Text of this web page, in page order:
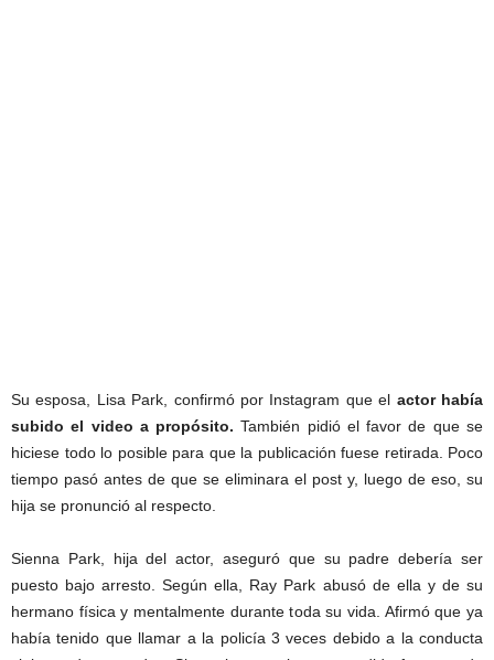
Su esposa, Lisa Park, confirmó por Instagram que el actor había
subido el video a propósito. También pidió el favor de que se
hiciese todo lo posible para que la publicación fuese retirada. Poco
tiempo pasó antes de que se eliminara el post y, luego de eso, su
hija se pronunció al respecto.
Sienna Park, hija del actor, aseguró que su padre debería ser
puesto bajo arresto. Según ella, Ray Park abusó de ella y de su
hermano física y mentalmente durante toda su vida. Afirmó que ya
había tenido que llamar a la policía 3 veces debido a la conducta